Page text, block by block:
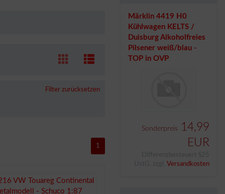
Filter zurücksetzen
1
Märklin 4419 H0
Kühlwagen KELTS /
Duisburg Alkoholfreies
Pilsener weiß/blau -
TOP in OVP
Sonderpreis
14,99
EUR
Versandkosten